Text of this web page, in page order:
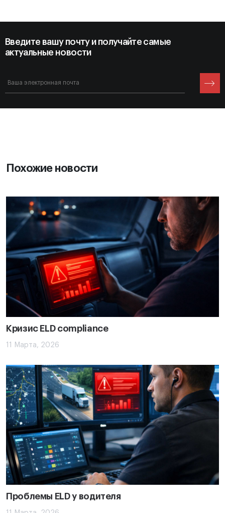
Введите вашу почту и получайте самые
актуальные новости
Похожие новости
Кризис ELD compliance
11 Марта, 2026
Проблемы ELD у водителя